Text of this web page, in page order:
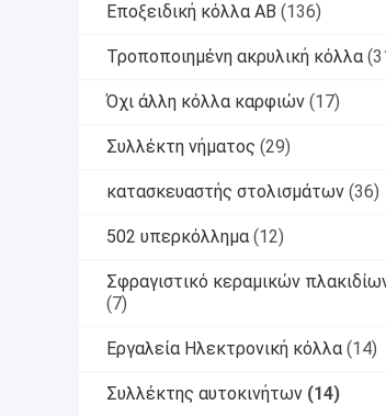
Εποξειδική κόλλα ΑΒ (136)
Τροποποιημένη ακρυλική κόλλα
Όχι άλλη κόλλα καρφιών (17)
Συλλέκτη νήματος (29)
κατασκευαστής στολισμάτων (36)
502 υπερκόλλημα (12)
Σφραγιστικό κεραμικών
(7)
Εργαλεία Ηλεκτρονική κόλλα (14)
Συλλέκτης αυτοκινήτων (14)